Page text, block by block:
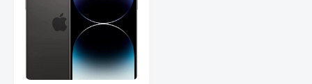
Cambio Automático de
Fuente,
LS27FG532ENXZA